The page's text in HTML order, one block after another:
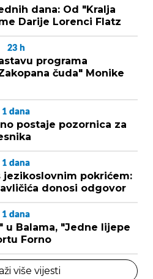
dana: Od "Kralja
Darije Lorenci Flatz
23 h
programa
čuda" Monike
1 dana
postaje pozornica za
1 dana
jezikoslovnim pokrićem:
donosi odgovor
1 dana
u Balama, "Jedne lijepe
Forno
više vijesti